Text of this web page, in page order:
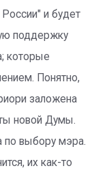
и будет
поддержку
которые
Понятно,
заложена
новой Думы.
по выбору мэра.
их как-то